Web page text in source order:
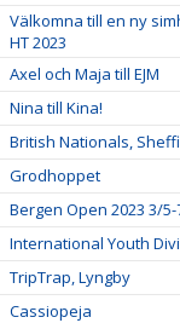
Välkomna till en ny
HT 2023
Axel och Maja till EJM
Nina till Kina!
British Nationals,
Grodhoppet
Bergen Open 2023 3/5-
International Youth
TripTrap, Lyngby
Cassiopeja